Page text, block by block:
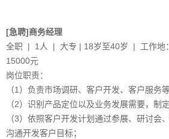
[急聘]商务经理
全职 | 1人 | 大专 | 18岁至40岁 | 工作地
15000元
岗位职责：
（1）负责市场调研、客户开发、客户服务
（2）识别产品定位以及业务发展需要，制
（3）依照客户开发计划通过参展、研讨会
沟通开发客户目标；